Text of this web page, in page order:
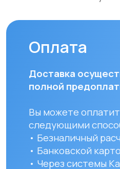
Мы осуществляем
и Астана. Доставка
курьером в рабочие дни
доставки по Алматы
часов с момента оплаты
Республики Казахстан
доставки составляет 10
до указанного адреса.
доставки зависят от
и составляют от 1 до 8